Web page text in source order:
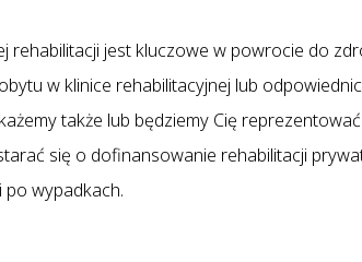
rehabilitacji jest kluczowe w powrocie do
w klinice rehabilitacyjnej lub
także lub będziemy Cię
się o dofinansowanie rehabilitacji
wypadkach.